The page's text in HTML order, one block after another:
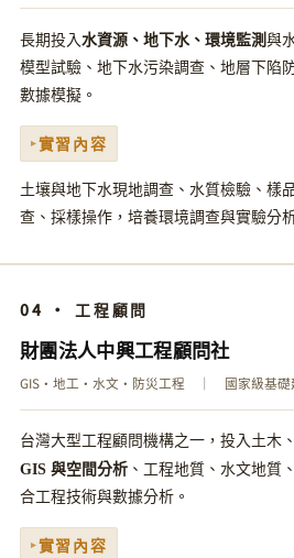
長期投入 水資源、地下水、環境監測 與
模型試驗、地下水污染調查、地層下陷
數據模擬。
實習內容
土壤與地下水現地調查、水質檢驗、樣
查、採樣操作，培養環境調查與實驗分
04 · 工程顧問
財團法人中興工程顧問社
GIS・地工・水文・防災工程 ｜ 國家級基礎
台灣大型工程顧問機構之一，投入土木
GIS 與空間分析 、工程地質、水文地質
合工程技術與數據分析。
實習內容